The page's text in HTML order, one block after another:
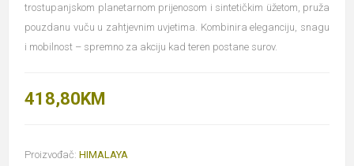
trostupanjskom planetarnom prijenosom i sintetičkim üžetom, pruža
pouzdanu vuču u zahtjevnim uvjetima. Kombinira eleganciju, snagu
i mobilnost – spremno za akciju kad teren postane surov.
418,80KM
Proizvođač: HIMALAYA